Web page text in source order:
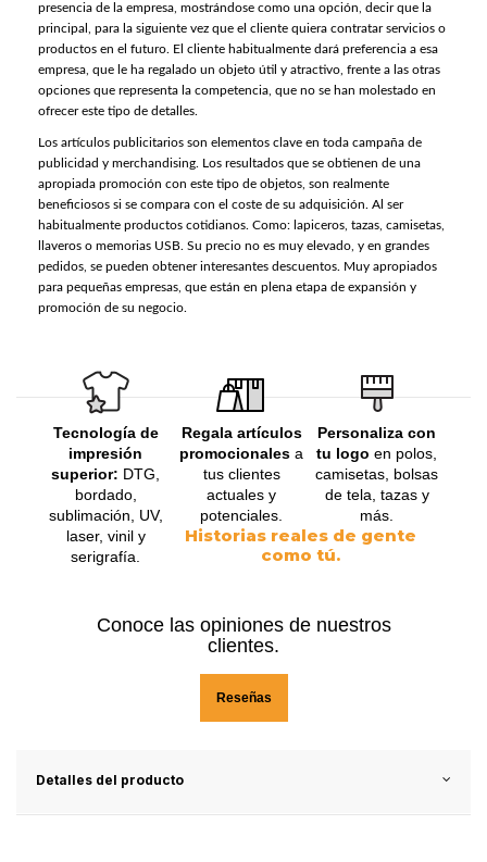
presencia de la empresa, mostrándose como una opción, decir que la
principal, para la siguiente vez que el cliente quiera contratar servicios o
productos en el futuro. El cliente habitualmente dará preferencia a esa
empresa, que le ha regalado un objeto útil y atractivo, frente a las otras
opciones que representa la competencia, que no se han molestado en
ofrecer este tipo de detalles.
Los artículos publicitarios son elementos clave en toda campaña de
publicidad y merchandising. Los resultados que se obtienen de una
apropiada promoción con este tipo de objetos, son realmente
beneficiosos si se compara con el coste de su adquisición. Al ser
habitualmente productos cotidianos. Como: lapiceros, tazas, camisetas,
llaveros o memorias USB. Su precio no es muy elevado, y en grandes
pedidos, se pueden obtener interesantes descuentos. Muy apropiados
para pequeñas empresas, que están en plena etapa de expansión y
promoción de su negocio.
Tecnología de
impresión
superior: DTG,
bordado,
sublimación, UV,
laser, vinil y
serigrafía.
Regala artículos
promocionales a
tus clientes
actuales y
potenciales.
Personaliza con
tu logo en polos,
camisetas, bolsas
de tela, tazas y
más.
Historias reales de gente
como tú.
Conoce las opiniones de nuestros
clientes.
Reseñas
Detalles del producto